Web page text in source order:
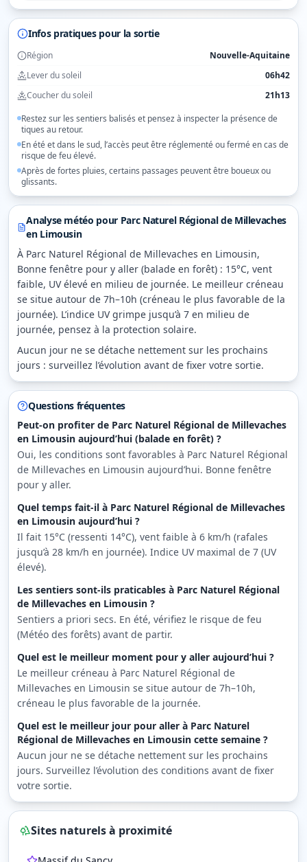
Infos pratiques pour la sortie
Région
Nouvelle-Aquitaine
Lever du soleil
06h42
Coucher du soleil
21h13
Restez sur les sentiers balisés et pensez à inspecter la présence de
tiques au retour.
En été et dans le sud, l’accès peut être réglementé ou fermé en cas de
risque de feu élevé.
Après de fortes pluies, certains passages peuvent être boueux ou
glissants.
Analyse météo pour Parc Naturel Régional de Millevaches
en Limousin
À Parc Naturel Régional de Millevaches en Limousin,
Bonne fenêtre pour y aller (balade en forêt) : 15°C, vent
faible, UV élevé en milieu de journée. Le meilleur créneau
se situe autour de 7h–10h (créneau le plus favorable de la
journée). L’indice UV grimpe jusqu’à 7 en milieu de
journée, pensez à la protection solaire.
Aucun jour ne se détache nettement sur les prochains
jours : surveillez l’évolution avant de fixer votre sortie.
Questions fréquentes
Peut-on profiter de Parc Naturel Régional de Millevaches
en Limousin aujourd’hui (balade en forêt) ?
Oui, les conditions sont favorables à Parc Naturel Régional
de Millevaches en Limousin aujourd’hui. Bonne fenêtre
pour y aller.
Quel temps fait-il à Parc Naturel Régional de Millevaches
en Limousin aujourd’hui ?
Il fait 15°C (ressenti 14°C), vent faible à 6 km/h (rafales
jusqu’à 28 km/h en journée). Indice UV maximal de 7 (UV
élevé).
Les sentiers sont-ils praticables à Parc Naturel Régional
de Millevaches en Limousin ?
Sentiers a priori secs. En été, vérifiez le risque de feu
(Météo des forêts) avant de partir.
Quel est le meilleur moment pour y aller aujourd’hui ?
Le meilleur créneau à Parc Naturel Régional de
Millevaches en Limousin se situe autour de 7h–10h,
créneau le plus favorable de la journée.
Quel est le meilleur jour pour aller à Parc Naturel
Régional de Millevaches en Limousin cette semaine ?
Aucun jour ne se détache nettement sur les prochains
jours. Surveillez l’évolution des conditions avant de fixer
votre sortie.
Sites naturels à proximité